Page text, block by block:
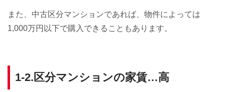
また、中古区分マンションであれば、物件によっては
1,000万円以下で購入できることもあります。
1-2.区分マンションの家賃…高